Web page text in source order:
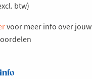
btw)
voor meer info over jouw